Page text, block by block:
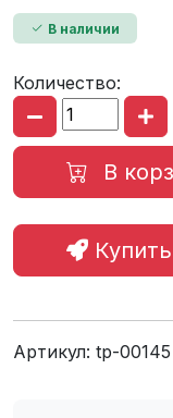
В наличии
Количество:
В
Артикул: tp-00145